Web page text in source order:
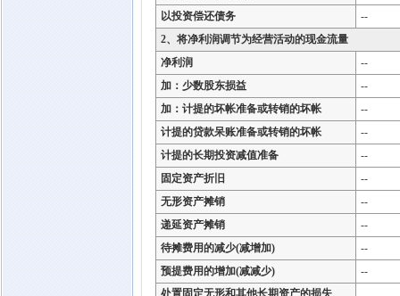
以投资偿还债务
--
2、将净利润调节为经营活动的现金流量
净利润
--
加：少数股东损益
--
加：计提的坏帐准备或转销的坏帐
--
计提的贷款呆账准备或转销的坏帐
--
计提的长期投资减值准备
--
固定资产折旧
--
无形资产摊销
--
递延资产摊销
--
待摊费用的减少(减增加)
--
预提费用的增加(减减少)
--
处置固定无形和其他长期资产的损失